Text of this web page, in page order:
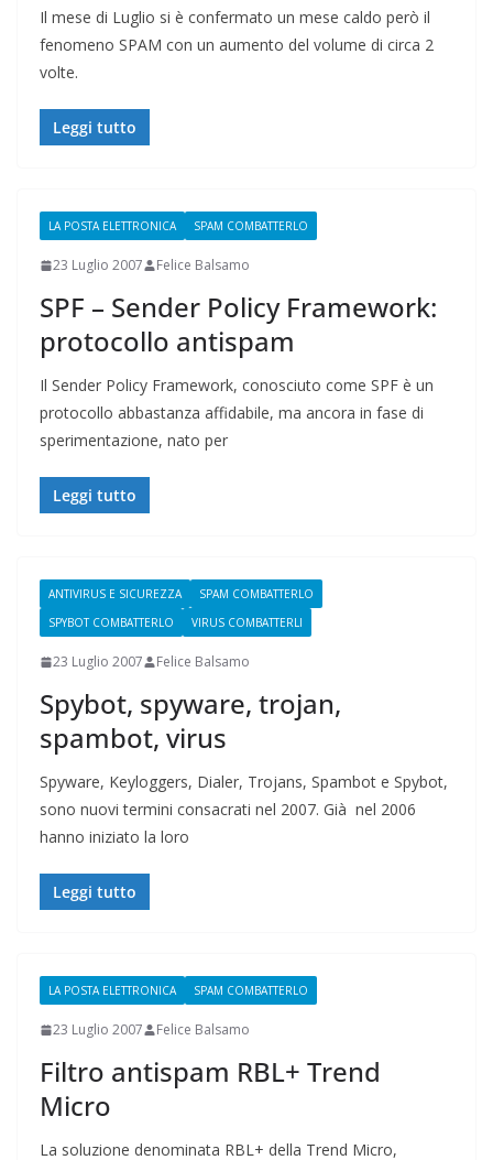
Il mese di Luglio si è confermato un mese caldo però il
fenomeno SPAM con un aumento del volume di circa 2
volte.
Leggi tutto
LA POSTA ELETTRONICA SPAM COMBATTERLO
23 Luglio 2007 Felice Balsamo
SPF – Sender Policy Framework:
protocollo antispam
Il Sender Policy Framework, conosciuto come SPF è un
protocollo abbastanza affidabile, ma ancora in fase di
sperimentazione, nato per
Leggi tutto
ANTIVIRUS E SICUREZZA
SPAM COMBATTERLO
SPYBOT COMBATTERLO
VIRUS COMBATTERLI
23 Luglio 2007 Felice Balsamo
Spybot, spyware, trojan,
spambot, virus
Spyware, Keyloggers, Dialer, Trojans, Spambot e Spybot,
sono nuovi termini consacrati nel 2007. Già nel 2006
hanno iniziato la loro
Leggi tutto
LA POSTA ELETTRONICA SPAM COMBATTERLO
23 Luglio 2007 Felice Balsamo
Filtro antispam RBL+ Trend
Micro
La soluzione denominata RBL+ della Trend Micro,